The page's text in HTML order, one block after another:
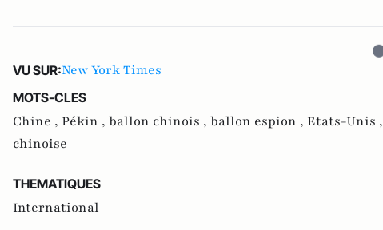
VU SUR:New York Times
MOTS-CLES
Chine , Pékin , ballon chinois , ballon espion , Etats-Unis ,
chinoise
THEMATIQUES
International